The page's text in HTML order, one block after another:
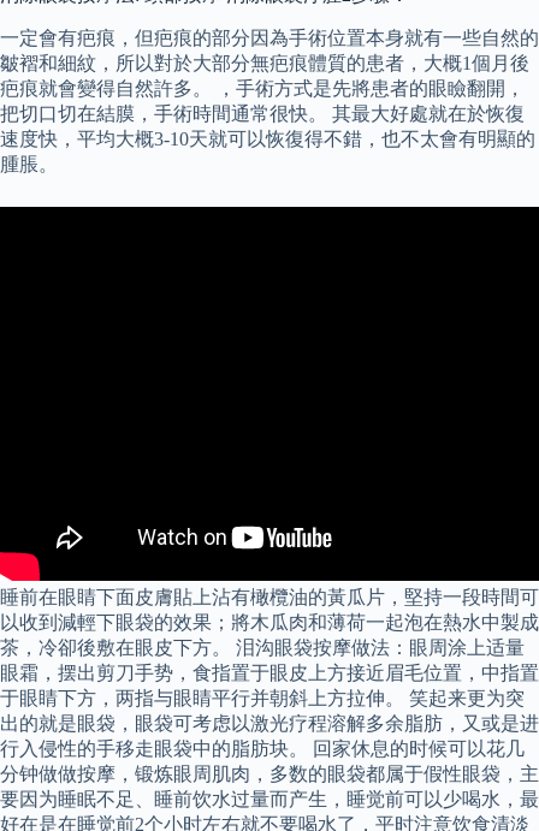
一定會有疤痕，但疤痕的部分因為手術位置本身就有一些自然的
皺褶和細紋，所以對於大部分無疤痕體質的患者，大概1個月後
疤痕就會變得自然許多。 ，手術方式是先將患者的眼瞼翻開，
把切口切在結膜，手術時間通常很快。 其最大好處就在於恢復
速度快，平均大概3-10天就可以恢復得不錯，也不太會有明顯的
腫脹。
睡前在眼睛下面皮膚貼上沾有橄欖油的黃瓜片，堅持一段時間可
以收到減輕下眼袋的效果；將木瓜肉和薄荷一起泡在熱水中製成
茶，冷卻後敷在眼皮下方。 泪沟眼袋按摩做法：眼周涂上适量
眼霜，摆出剪刀手势，食指置于眼皮上方接近眉毛位置，中指置
于眼睛下方，两指与眼睛平行并朝斜上方拉伸。 笑起来更为突
出的就是眼袋，眼袋可​​考虑以激光疗程溶解多余脂肪，又或是进
行入侵性的手移走眼袋中的脂肪块。 回家休息的时候可以花几
分钟做做按摩，锻炼眼周肌肉，多数的眼袋都属于假性眼袋，主
要因为睡眠不足、睡前饮水过量而产生，睡觉前可以少喝水，最
好在是在睡觉前2个小时左右就不要喝水了，平时注意饮食清淡